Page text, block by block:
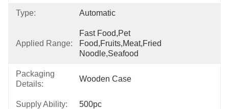
Type: Automatic
Applied Range:
Fast Food,pet
Food,fruits,meat,fried
Noodle,seafood
Packaging
Details:
Wooden Case
Supply Ability: 500pc